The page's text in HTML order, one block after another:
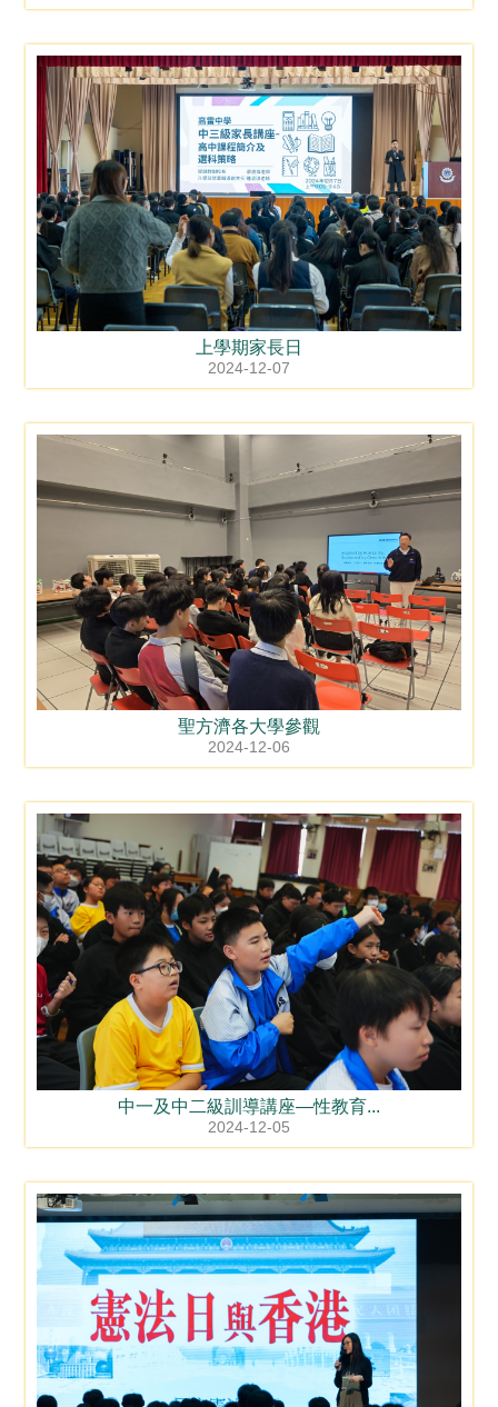
上學期家長日
2024-12-07
聖方濟各大學參觀
2024-12-06
中一及中二級訓導講座—性教育...
2024-12-05